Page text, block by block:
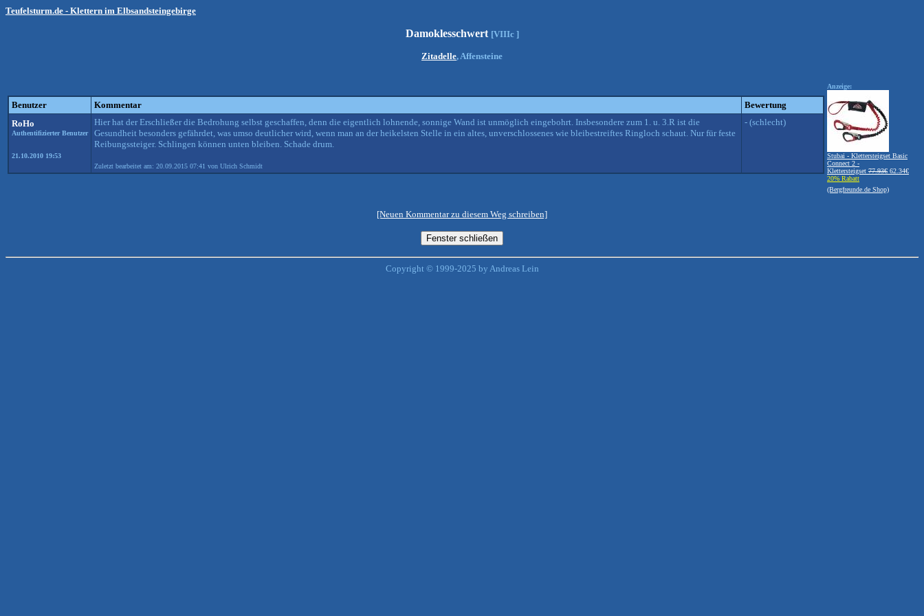
Teufelsturm.de - Klettern im Elbsandsteingebirge
Damoklesschwert [VIIIc ]
Zitadelle, Affensteine
Benutzer Kommentar
Bewertung
RoHo
Authentifizierter Benutzer
21.10.2010 19:53
Hier hat der Erschließer die Bedrohung selbst geschaffen, denn die eigentlich lohnende, sonnige Wand ist unmöglich eingebohrt. Insbesondere zum 1. u. 3.R ist die
Gesundheit besonders gefährdet, was umso deutlicher wird, wenn man an der heikelsten Stelle in ein altes, unverschlossenes wie bleibestreiftes Ringloch schaut. Nur für feste
Reibungssteiger. Schlingen können unten bleiben. Schade drum.
Zuletzt bearbeitet am: 20.09.2015 07:41 von Ulrich Schmidt
- (schlecht)
Anzeige:
Stubai - Klettersteigset Basic
Connect 2 -
Klettersteigset 77.93€ 62.34€
20% Rabatt
(Bergfreunde.de Shop)
[Neuen Kommentar zu diesem Weg schreiben]
Copyright © 1999-2025 by Andreas Lein